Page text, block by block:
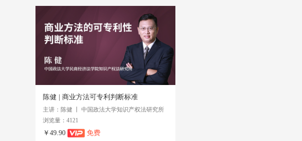
陈健 | 商业方法可专利判断标准
主讲：陈健 丨 中国政法大学知识产权法研究所
浏览量：4121
￥49.90 免费